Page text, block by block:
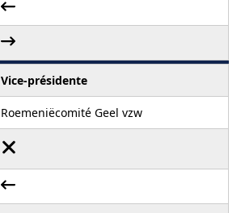
Vice-présidente
Roemeniëcomité Geel vzw